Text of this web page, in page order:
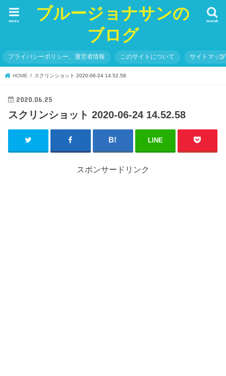
ブルージョナサンの
ブログ
search
menu
プライバシーポリシー、運営者情報 このサイトについて サイトマップ
HOME スクリンショット 2020-06-24 14.52.58
2020.06.25
スクリンショット 2020-06-24 14.52.58
LINE
スポンサードリンク